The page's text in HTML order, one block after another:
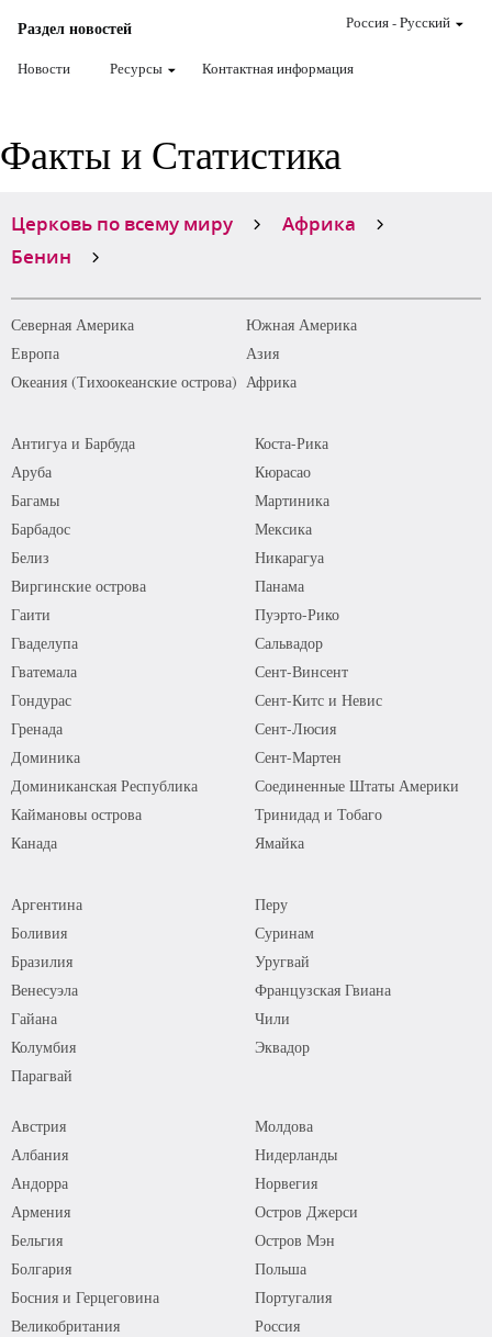
Раздел новостей
Новости Ресурсы Контактная информация
Россия-Pусский
Факты и Статистика
Церковь по всему миру
Африка
Бенин
Северная Америка
Южная Америка
Европа
Азия
Океания (Тихоокеанские острова) Африка
Антигуа и Барбуда
Аруба
Багамы
Барбадос
Белиз
Виргинские острова
Гаити
Гваделупа
Гватемала
Гондурас
Гренада
Доминика
Доминиканская Республика
Каймановы острова
Канада
Коста-Рика
Кюрасао
Мартиника
Мексика
Никарагуа
Панама
Пуэрто-Рико
Сальвадор
Сент-Винсент
Сент-Китс и Невис
Сент-Люсия
Сент-Мартен
Соединенные Штаты Америки
Тринидад и Тобаго
Ямайка
Аргентина
Боливия
Бразилия
Венесуэла
Гайана
Колумбия
Парагвай
Перу
Суринам
Уругвай
Французская Гвиана
Чили
Эквадор
Австрия
Албания
Андорра
Армения
Бельгия
Болгария
Босния и Герцеговина
Великобритания
Молдова
Нидерланды
Норвегия
Остров Джерси
Остров Мэн
Польша
Португалия
Россия